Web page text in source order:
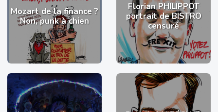
Mozart de la finance ?
Non, punk à chien
Florian PHILIPPOT
portrait de BISTRO
censuré